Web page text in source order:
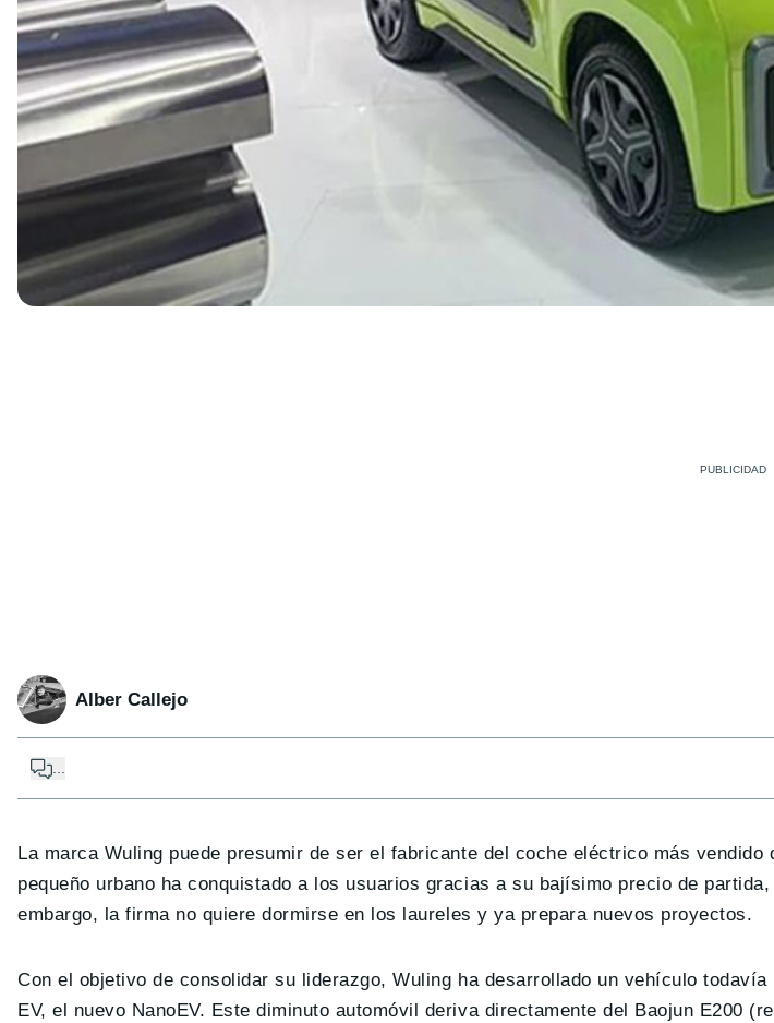
Alber Callejo
...
La marca Wuling puede presumir de ser el fabricante del coche eléctrico más vendido
pequeño urbano ha conquistado a los usuarios gracias a su bajísimo precio de
embargo, la firma no quiere dormirse en los laureles y ya prepara nuevos proyectos.
Con el objetivo de consolidar su liderazgo, Wuling ha desarrollado un vehículo todavía
EV, el nuevo NanoEV. Este diminuto automóvil deriva directamente del Baojun E200